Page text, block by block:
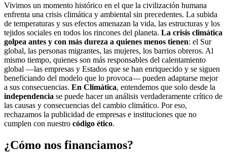
Vivimos un momento histórico en el que la civilización humana
enfrenta una crisis climática y ambiental sin precedentes. La subida
de temperaturas y sus efectos amenazan la vida, las estructuras y los
tejidos sociales en todos los rincones del planeta. La crisis climática
golpea antes y con más dureza a quienes menos tienen: el Sur
global, las personas migrantes, las mujeres, los barrios obreros. Al
mismo tiempo, quienes son más responsables del calentamiento
global —las empresas y Estados que se han enriquecido y se siguen
beneficiando del modelo que lo provoca— pueden adaptarse mejor
a sus consecuencias. En Climática, entendemos que solo desde la
independencia se puede hacer un análisis verdaderamente crítico de
las causas y consecuencias del cambio climático. Por eso,
rechazamos la publicidad de empresas e instituciones que no
cumplen con nuestro código ético.
¿Cómo nos financiamos?